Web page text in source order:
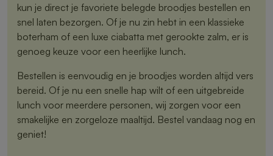
kun je direct je favoriete belegde broodjes bestellen en
snel laten bezorgen. Of je nu zin hebt in een klassieke
boterham of een luxe ciabatta met gerookte zalm, er is
genoeg keuze voor een heerlijke lunch.
Bestellen is eenvoudig en je broodjes worden altijd vers
bereid. Of je nu een snelle hap wilt of een uitgebreide
lunch voor meerdere personen, wij zorgen voor een
smakelijke en zorgeloze maaltijd. Bestel vandaag nog en
geniet!